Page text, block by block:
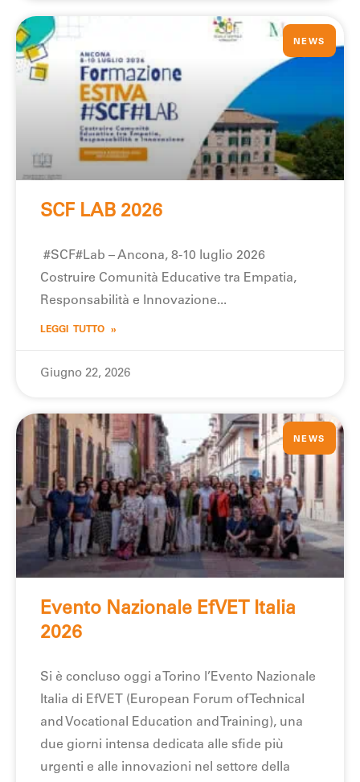
NEWS
SCF LAB 2026
#SCF#Lab – Ancona, 8-10 luglio 2026
Costruire Comunità Educative tra Empatia,
Responsabilità e Innovazione
LEGGI TUTTO »
Giugno 22, 2026
NEWS
Evento Nazionale EfVET Italia
2026
Si è concluso oggi a Torino l’Evento Nazionale
Italia di EfVET (European Forum of Technical
and Vocational Education and Training), una
due giorni intensa dedicata alle sfide più
urgenti e alle innovazioni nel settore della